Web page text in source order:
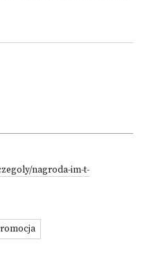
nagroda-im-t-